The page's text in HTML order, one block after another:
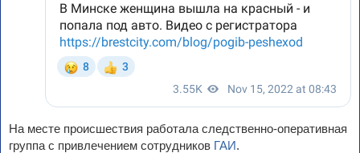
На месте происшествия работала следственно-оперативная
группа с привлечением сотрудников ГАИ.